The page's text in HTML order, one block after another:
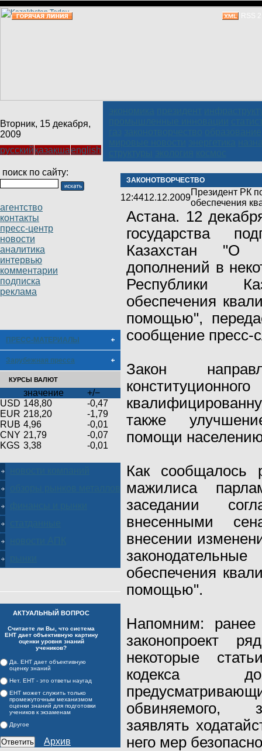
RSS
Вторник, 15 декабря,
2009
русскийқазақшаenglish
поиск по сайту:
агентство
контакты
пресс-центр
новости
аналитика
интервью
комментарии
подписка
реклама
ПРЕСС-МАТЕРИАЛЫ
Зарубежная пресса
КУРСЫ ВАЛЮТ
значение
+/−
USD 148,80
-0,47
EUR 218,20
-1,79
RUB 4,96
-0,01
CNY 21,79
-0,07
KGS 3,38 -0,01
АКТУАЛЬНЫЙ ВОПРОС
Считаете ли Вы, что система
ЕНТ дает объективную картину
оценки уровня знаний
учеников?
Да. ЕНТ дает объективную
оценку знаний
Нет. ЕНТ - это ответы наугад
ЕНТ может служить только
промежуточным механизмом
оценки знаний для подготовки
учеников к экзаменам
Другое
Архив
ЗАКОНОТВОРЧЕСТВО
12:4412.12.2009
Президент РК
обеспечения
Астана. 12
государства
Казахстан "О
дополнений в
Республики
обеспечения
помощью",
сообщение пресс-
Закон
также
помощи
Как сообщалось
мажилиса
заседании
внесенными
внесении
обеспечения
помощью".
Напомним: ранее
законопроект
некоторые
кодекса
обвиняемого,
заявлять
него мер